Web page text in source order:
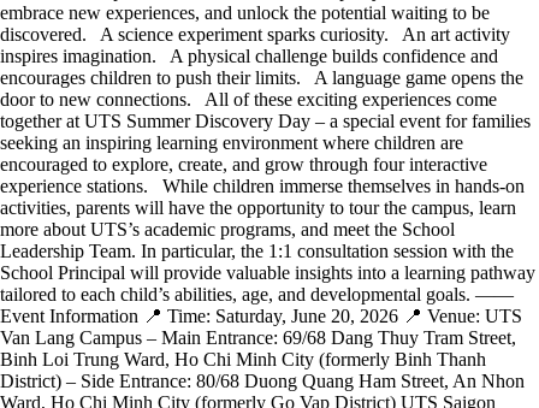
embrace new experiences, and unlock the potential waiting to be
discovered. A science experiment sparks curiosity. An art activity
inspires imagination. A physical challenge builds confidence and
encourages children to push their limits. A language game opens the
door to new connections. All of these exciting experiences come
together at UTS Summer Discovery Day – a special event for families
seeking an inspiring learning environment where children are
encouraged to explore, create, and grow through four interactive
experience stations. While children immerse themselves in hands-on
activities, parents will have the opportunity to tour the campus, learn
more about UTS’s academic programs, and meet the School
Leadership Team. In particular, the 1:1 consultation session with the
School Principal will provide valuable insights into a learning pathway
tailored to each child’s abilities, age, and developmental goals. ——
Event Information 📍 Time: Saturday, June 20, 2026 📍 Venue: UTS
Van Lang Campus – Main Entrance: 69/68 Dang Thuy Tram Street,
Binh Loi Trung Ward, Ho Chi Minh City (formerly Binh Thanh
District) – Side Entrance: 80/68 Duong Quang Ham Street, An Nhon
Ward, Ho Chi Minh City (formerly Go Vap District) UTS Saigon